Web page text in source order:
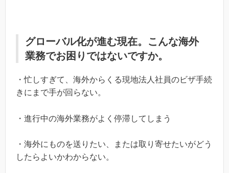
グローバル化が進む現在。こんな海外
業務でお困りではないですか。
・忙しすぎて、海外からくる現地法人社員のビザ手続
きにまで手が回らない。
・進行中の海外業務がよく停滞してしまう
・海外にものを送りたい、または取り寄せたいがどう
したらよいかわからない。